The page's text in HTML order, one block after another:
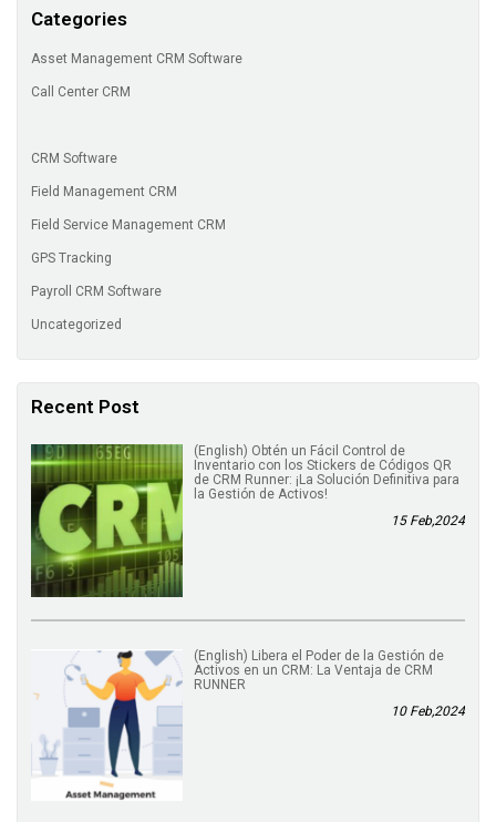
Categories
Asset Management CRM Software
Call Center CRM
CRM Software
Field Management CRM
Field Service Management CRM
GPS Tracking
Payroll CRM Software
Uncategorized
Recent Post
(English) Obtén un Fácil Control de
Inventario con los Stickers de Códigos QR
de CRM Runner: ¡La Solución Definitiva para
la Gestión de Activos!
15 Feb,2024
(English) Libera el Poder de la Gestión de
Activos en un CRM: La Ventaja de CRM
RUNNER
10 Feb,2024